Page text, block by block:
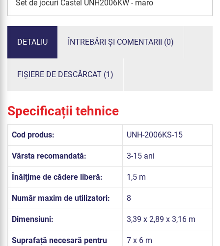
Set de jocuri Castel UNH2006KW - maro
DETALIU ÎNTREBĂRI ȘI COMENTARII (0)
FIȘIERE DE DESCĂRCAT (1)
Specificații tehnice
Cod produs: UNH-2006KS-15
Vârsta recomandată: 3-15 ani
Înălţime de cădere liberă: 1,5 m
Număr maxim de utilizatori: 8
Dimensiuni: 3,39 x 2,89 x 3,16 m
Suprafață necesară pentru
7 x 6 m